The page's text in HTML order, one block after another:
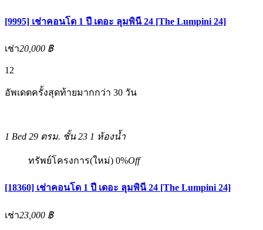
[9995] เช่าคอนโด 1 ปี เดอะ ลุมพินี 24 [The Lumpini 24]
เช่า20,000 ฿
12
อัพเดตครั้งสุดท้ายมากกว่า 30 วัน
1 Bed 29 ตรม. ชั้น 23 1 ห้องน้ำ
ทรัพย์โครงการ(ใหม่) 0%Off
[18360] เช่าคอนโด 1 ปี เดอะ ลุมพินี 24 [The Lumpini 24]
เช่า23,000 ฿